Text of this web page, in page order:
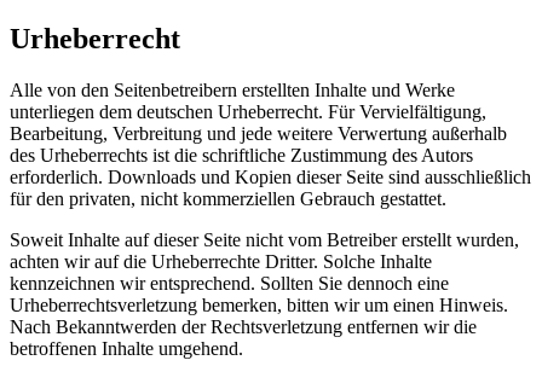
Urheberrecht
Alle von den Seitenbetreibern erstellten Inhalte und Werke
unterliegen dem deutschen Urheberrecht. Für Vervielfältigung,
Bearbeitung, Verbreitung und jede weitere Verwertung außerhalb
des Urheberrechts ist die schriftliche Zustimmung des Autors
erforderlich. Downloads und Kopien dieser Seite sind ausschließlich
für den privaten, nicht kommerziellen Gebrauch gestattet.
Soweit Inhalte auf dieser Seite nicht vom Betreiber erstellt wurden,
achten wir auf die Urheberrechte Dritter. Solche Inhalte
kennzeichnen wir entsprechend. Sollten Sie dennoch eine
Urheberrechtsverletzung bemerken, bitten wir um einen Hinweis.
Nach Bekanntwerden der Rechtsverletzung entfernen wir die
betroffenen Inhalte umgehend.